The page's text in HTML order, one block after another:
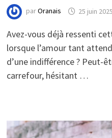
parOranais 25 juin 2025
Avez-vous déjà ressenti
lorsque l’amour tant
d’une indifférence ? Peut-
carrefour, hésitant …